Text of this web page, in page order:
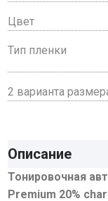
Цвет
Тип пленки
2 варианта
Описание
Тонировочная
Premium 20%